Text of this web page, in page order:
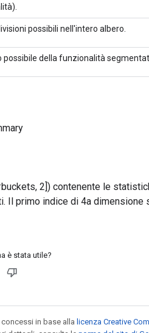
possibili nell'intero albero.
della funzionalità
2]) contenente le
Il primo indice di 4a dimensione
è stata utile?
in base alla licenza Creative